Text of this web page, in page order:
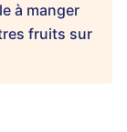
à manger
fruits sur